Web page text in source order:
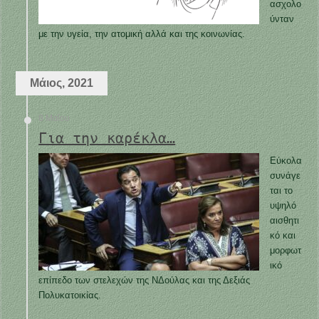
ασχολο
ύνταν
με την υγεία, την ατομική αλλά και της κοινωνίας.
Μάιος, 2021
8 Μαΐου
Για την καρέκλα…
Εύκολα
συνάγε
ται το
υψηλό
αισθητι
κό και
μορφωτ
ικό
επίπεδο των στελεχών της ΝΔούλας και της Δεξιάς
Πολυκατοικίας.